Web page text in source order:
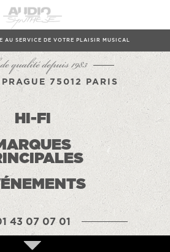
AU SERVICE DE VOTRE PLAISIR MUSICAL
qualité depuis 1983
75012 PARIS
HI-FI
43 07 07 01